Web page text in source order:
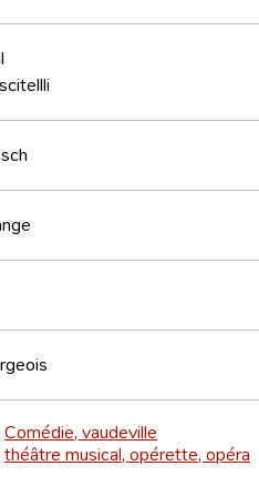
Comédie, vaudeville
théâtre musical, opérette, opéra